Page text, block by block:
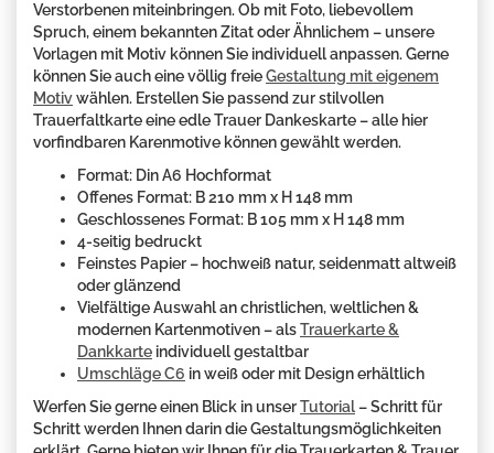
Verstorbenen miteinbringen. Ob mit Foto, liebevollem
Spruch, einem bekannten Zitat oder Ähnlichem – unsere
Vorlagen mit Motiv können Sie individuell anpassen. Gerne
können Sie auch eine völlig freieGestaltung mit eigenem
Motivwählen. Erstellen Sie passend zur stilvollen
Trauerfaltkarte eine edle Trauer Dankeskarte – alle hier
vorfindbaren Karenmotive können gewählt werden.
Format: Din A6 Hochformat
Offenes Format: B 210 mm x H 148 mm
Geschlossenes Format: B 105 mm x H 148 mm
4-seitig bedruckt
Feinstes Papier – hochweiß natur, seidenmatt altweiß
oder glänzend
Vielfältige Auswahl an christlichen, weltlichen &
modernen Kartenmotiven – alsTrauerkarte &
Dankkarte individuell gestaltbar
Umschläge C6 in weiß oder mit Design erhältlich
Werfen Sie gerne einen Blick in unserTutorial– Schritt für
Schritt werden Ihnen darin die Gestaltungsmöglichkeiten